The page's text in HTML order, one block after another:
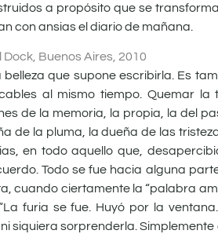
a propósito que se
con ansias el diario de mañana.
Buenos Aires, 2010
que supone escribirla. Es
al mismo tiempo. Quemar
de la memoria, la propia, la del
de la pluma, la dueña de las
en todo aquello que,
Todo se fue hacia alguna
cuando ciertamente la “palabra
furia se fue. Huyó por la
siquiera sorprenderla.